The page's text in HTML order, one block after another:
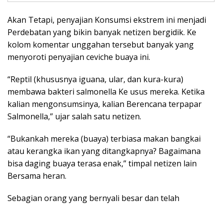
Akan Tetapi, penyajian Konsumsi ekstrem ini menjadi
Perdebatan yang bikin banyak netizen bergidik. Ke
kolom komentar unggahan tersebut banyak yang
menyoroti penyajian ceviche buaya ini.
“Reptil (khususnya iguana, ular, dan kura-kura)
membawa bakteri salmonella Ke usus mereka. Ketika
kalian mengonsumsinya, kalian Berencana terpapar
Salmonella,” ujar salah satu netizen.
“Bukankah mereka (buaya) terbiasa makan bangkai
atau kerangka ikan yang ditangkapnya? Bagaimana
bisa daging buaya terasa enak,” timpal netizen lain
Bersama heran.
Sebagian orang yang bernyali besar dan telah